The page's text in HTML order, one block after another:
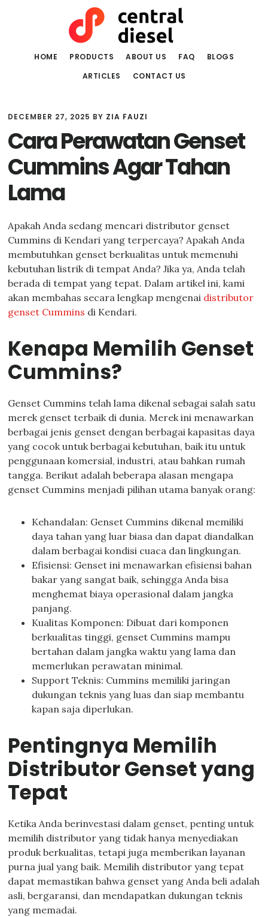
HOME PRODUCTS ABOUT US FAQ
BLOGS
ARTICLES
CONTACT US
DECEMBER 27, 2025 BY ZIA FAUZI
Cara Perawatan Genset
Cummins Agar Tahan
Lama
Apakah Anda sedang mencari distributor genset
Cummins di Kendari yang terpercaya? Apakah Anda
membutuhkan genset berkualitas untuk memenuhi
kebutuhan listrik di tempat Anda? Jika ya, Anda telah
berada di tempat yang tepat. Dalam artikel ini, kami
akan membahas secara lengkap mengenai distributor
genset Cummins di Kendari.
Kenapa Memilih Genset
Cummins?
Genset Cummins telah lama dikenal sebagai salah satu
merek genset terbaik di dunia. Merek ini menawarkan
berbagai jenis genset dengan berbagai kapasitas daya
yang cocok untuk berbagai kebutuhan, baik itu untuk
penggunaan komersial, industri, atau bahkan rumah
tangga. Berikut adalah beberapa alasan mengapa
genset Cummins menjadi pilihan utama banyak orang:
Kehandalan: Genset Cummins dikenal memiliki
daya tahan yang luar biasa dan dapat diandalkan
dalam berbagai kondisi cuaca dan lingkungan.
Efisiensi: Genset ini menawarkan efisiensi bahan
bakar yang sangat baik, sehingga Anda bisa
menghemat biaya operasional dalam jangka
panjang.
Kualitas Komponen: Dibuat dari komponen
berkualitas tinggi, genset Cummins mampu
bertahan dalam jangka waktu yang lama dan
memerlukan perawatan minimal.
Support Teknis: Cummins memiliki jaringan
dukungan teknis yang luas dan siap membantu
kapan saja diperlukan.
Pentingnya Memilih
Distributor Genset yang
Tepat
Ketika Anda berinvestasi dalam genset, penting untuk
memilih distributor yang tidak hanya menyediakan
produk berkualitas, tetapi juga memberikan layanan
purna jual yang baik. Memilih distributor yang tepat
dapat memastikan bahwa genset yang Anda beli adalah
asli, bergaransi, dan mendapatkan dukungan teknis
yang memadai.